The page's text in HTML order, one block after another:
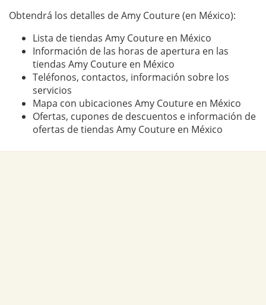
Obtendrá los detalles de Amy Couture (en México):
Lista de tiendas Amy Couture en México
Información de las horas de apertura en las
tiendas Amy Couture en México
Teléfonos, contactos, información sobre los
servicios
Mapa con ubicaciones Amy Couture en México
Ofertas, cupones de descuentos e información de
ofertas de tiendas Amy Couture en México